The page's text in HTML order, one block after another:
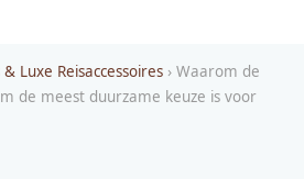
Luxe Reisaccessoires › Waarom de
de meest duurzame keuze is voor